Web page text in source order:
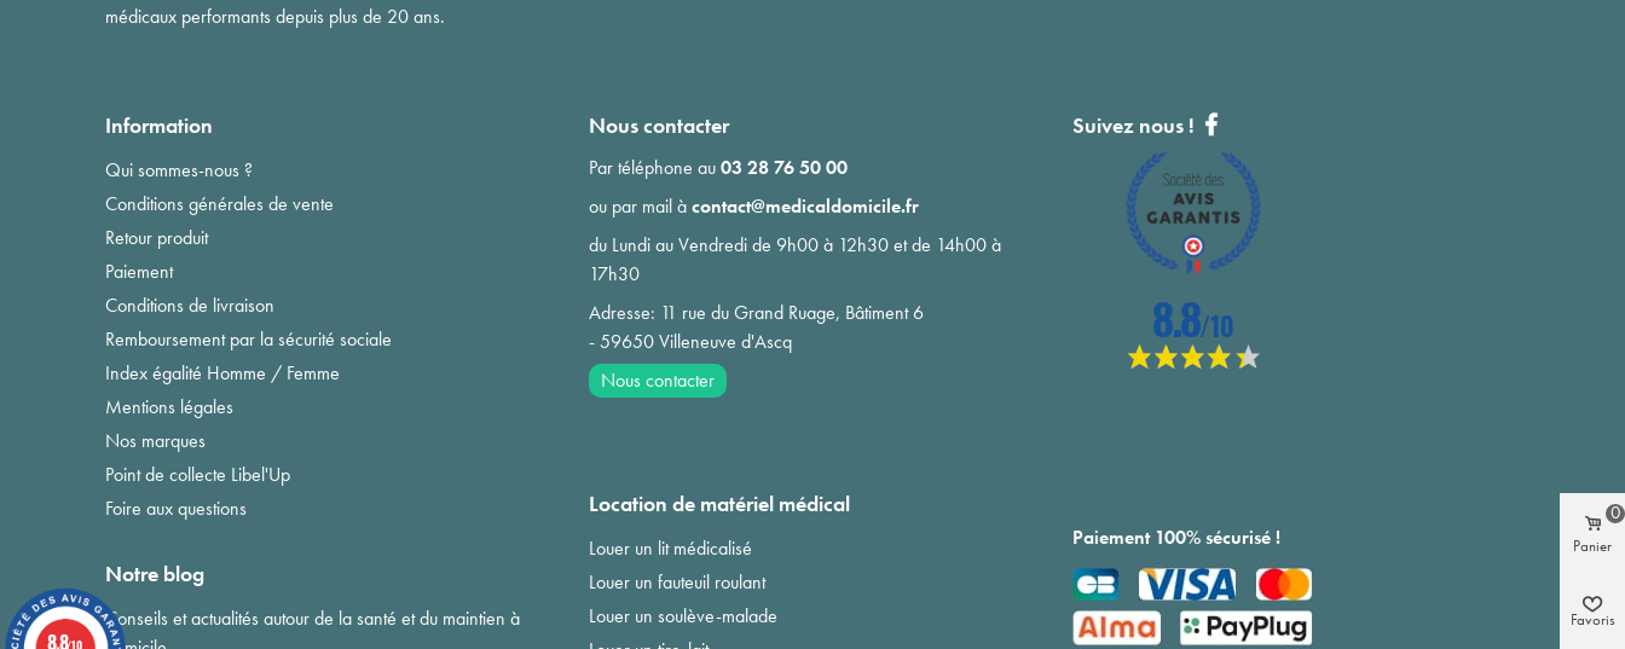
médicaux performants depuis plus de 20 ans.
Information
Qui sommes-nous ?
Conditions générales de vente
Retour produit
Paiement
Conditions de livraison
Remboursement par la sécurité sociale
Index égalité Homme / Femme
Mentions légales
Nos marques
Point de collecte Libel'Up
Foire aux questions
Nous contacter
Par téléphone au03 28 76 50 00
ou par mail àcontact@medicaldomicile.fr
du Lundi au Vendredi de 9h00 à 12h30 et de 14h00 à
17h30
Adresse: 11 rue du Grand Ruage, Bâtiment 6
- 59650 Villeneuve d'Ascq
Nous contacter
Suivez nous !
Notre blog
Conseils et actualités autour de la santé et du maintien à
Location de matériel médical
Louer un lit médicalisé
Louer un fauteuil roulant
Louer un soulève-malade
Paiement 100% sécurisé ! Panier
0
Favoris
8.8/10